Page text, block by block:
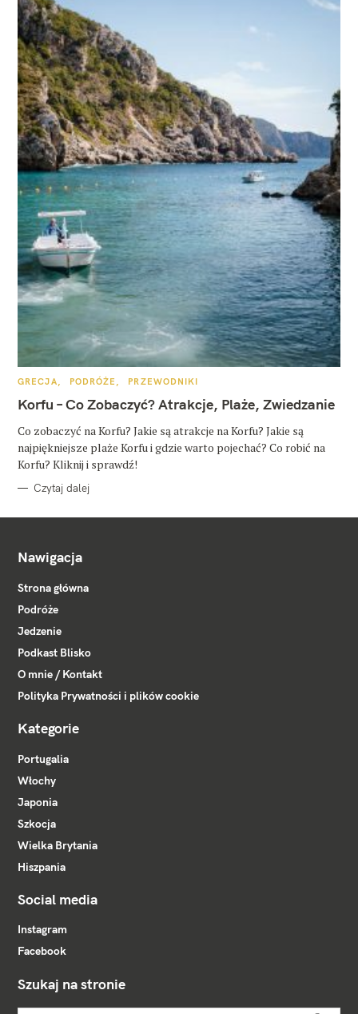
K
T
E
O
R
I
GRECJA PODRÓŻE PRZEWODNIKI
Korfu – Co Zobaczyć? Atrakcje, Plaże, Zwiedzanie
Co zobaczyć na Korfu? Jakie są atrakcje na Korfu? Jakie są
najpiękniejsze plaże Korfu i gdzie warto pojechać? Co robić na
Korfu? Kliknij i sprawdź!
Czytaj dalej
Nawigacja
Strona główna
Podróże
Jedzenie
Podkast Blisko
O mnie / Kontakt
Polityka Prywatności i plików cookie
Kategorie
Portugalia
Włochy
Japonia
Szkocja
Wielka Brytania
Hiszpania
Social media
Instagram
Facebook
Szukaj na stronie